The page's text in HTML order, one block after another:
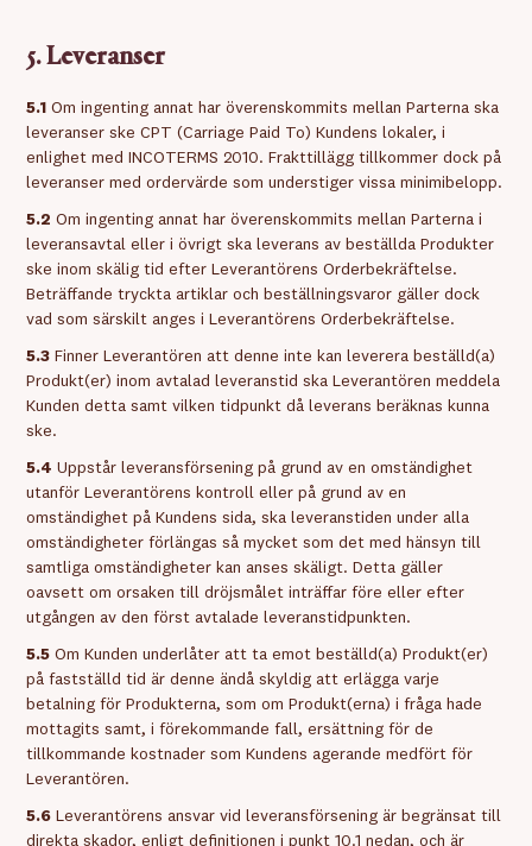
5. Leveranser
5.1 Om ingenting annat har överenskommits mellan Parterna ska
leveranser ske CPT (Carriage Paid To) Kundens lokaler, i
enlighet med INCOTERMS 2010. Frakttillägg tillkommer dock på
leveranser med ordervärde som understiger vissa minimibelopp.
5.2 Om ingenting annat har överenskommits mellan Parterna i
leveransavtal eller i övrigt ska leverans av beställda Produkter
ske inom skälig tid efter Leverantörens Orderbekräftelse.
Beträffande tryckta artiklar och beställningsvaror gäller dock
vad som särskilt anges i Leverantörens Orderbekräftelse.
5.3 Finner Leverantören att denne inte kan leverera beställd(a)
Produkt(er) inom avtalad leveranstid ska Leverantören meddela
Kunden detta samt vilken tidpunkt då leverans beräknas kunna
ske.
5.4 Uppstår leveransförsening på grund av en omständighet
utanför Leverantörens kontroll eller på grund av en
omständighet på Kundens sida, ska leveranstiden under alla
omständigheter förlängas så mycket som det med hänsyn till
samtliga omständigheter kan anses skäligt. Detta gäller
oavsett om orsaken till dröjsmålet inträffar före eller efter
utgången av den först avtalade leveranstidpunkten.
5.5 Om Kunden underlåter att ta emot beställd(a) Produkt(er)
på fastställd tid är denne ändå skyldig att erlägga varje
betalning för Produkterna, som om Produkt(erna) i fråga hade
mottagits samt, i förekommande fall, ersättning för de
tillkommande kostnader som Kundens agerande medfört för
Leverantören.
5.6 Leverantörens ansvar vid leveransförsening är begränsat till
direkta skador, enligt definitionen i punkt 10.1 nedan, och är